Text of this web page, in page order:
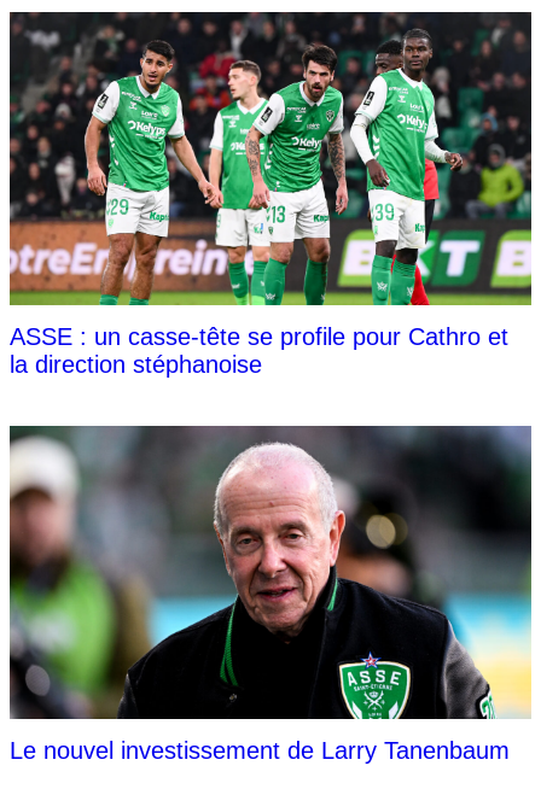
ASSE : un casse-tête se profile pour Cathro et
la direction stéphanoise
Le nouvel investissement de Larry Tanenbaum